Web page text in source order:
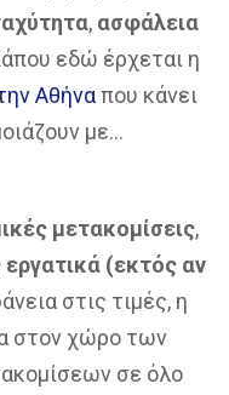
, ασφάλεια
εδώ έρχεται η
Αθήναπου κάνει
με…
μετακομίσεις,
εργατικά (εκτός αν
στις τιμές, η
στον χώρο των
σε όλο